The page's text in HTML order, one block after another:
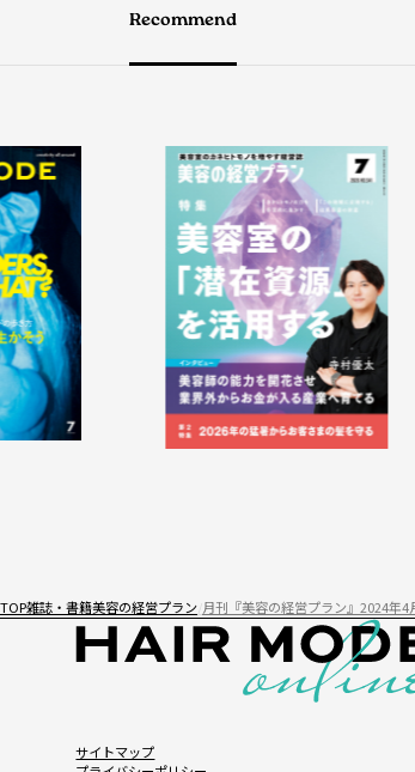
Recommend
TOP雑誌・書籍美容の経営プラン 月刊『美容の経営プラン』2024年
サイトマップ